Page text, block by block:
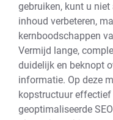
gebruiken, kunt u
inhoud verbeteren,
kernboodschappen
Vermijd lange,
duidelijk en beknopt
informatie. Op deze
kopstructuur
geoptimaliseerde